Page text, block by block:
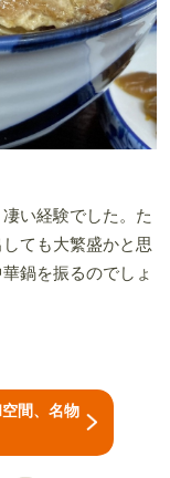
い経験でした。た
ても大繁盛かと思
鍋を振るのでしょ
間、名物